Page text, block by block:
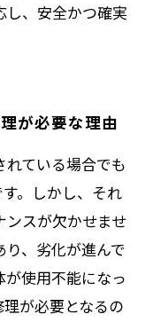
、安全かつ確実
が必要な理由
ている場合でも
。しかし、それ
ンスが欠かせませ
、劣化が進んで
使用不能になっ
が必要となるの